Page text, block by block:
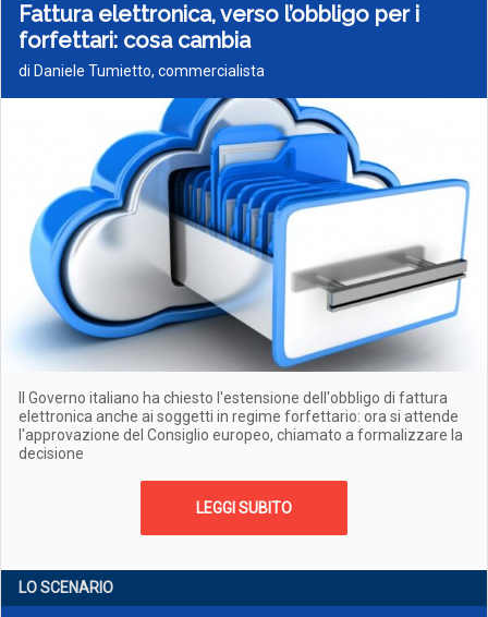
Fattura elettronica, verso l’obbligo per i
forfettari: cosa cambia
di Daniele Tumietto, commercialista
Il Governo italiano ha chiesto l'estensione dell'obbligo di fattura
elettronica anche ai soggetti in regime forfettario: ora si attende
l'approvazione del Consiglio europeo, chiamato a formalizzare la
decisione
LEGGI SUBITO
LO SCENARIO